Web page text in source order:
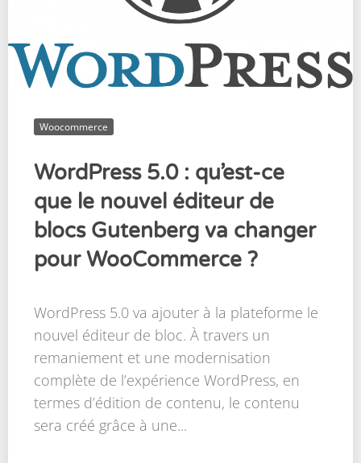
Woocommerce
WordPress 5.0 : qu’est-ce
que le nouvel éditeur de
blocs Gutenberg va changer
pour WooCommerce ?
WordPress 5.0 va ajouter à la plateforme le
nouvel éditeur de bloc. À travers un
remaniement et une modernisation
complète de l’expérience WordPress, en
termes d’édition de contenu, le contenu
sera créé grâce à une...